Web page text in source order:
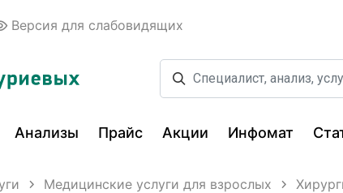
Версия для слабовидящих
Анализы Прайс Акции Инфомат
Медицинские услуги для взрослых